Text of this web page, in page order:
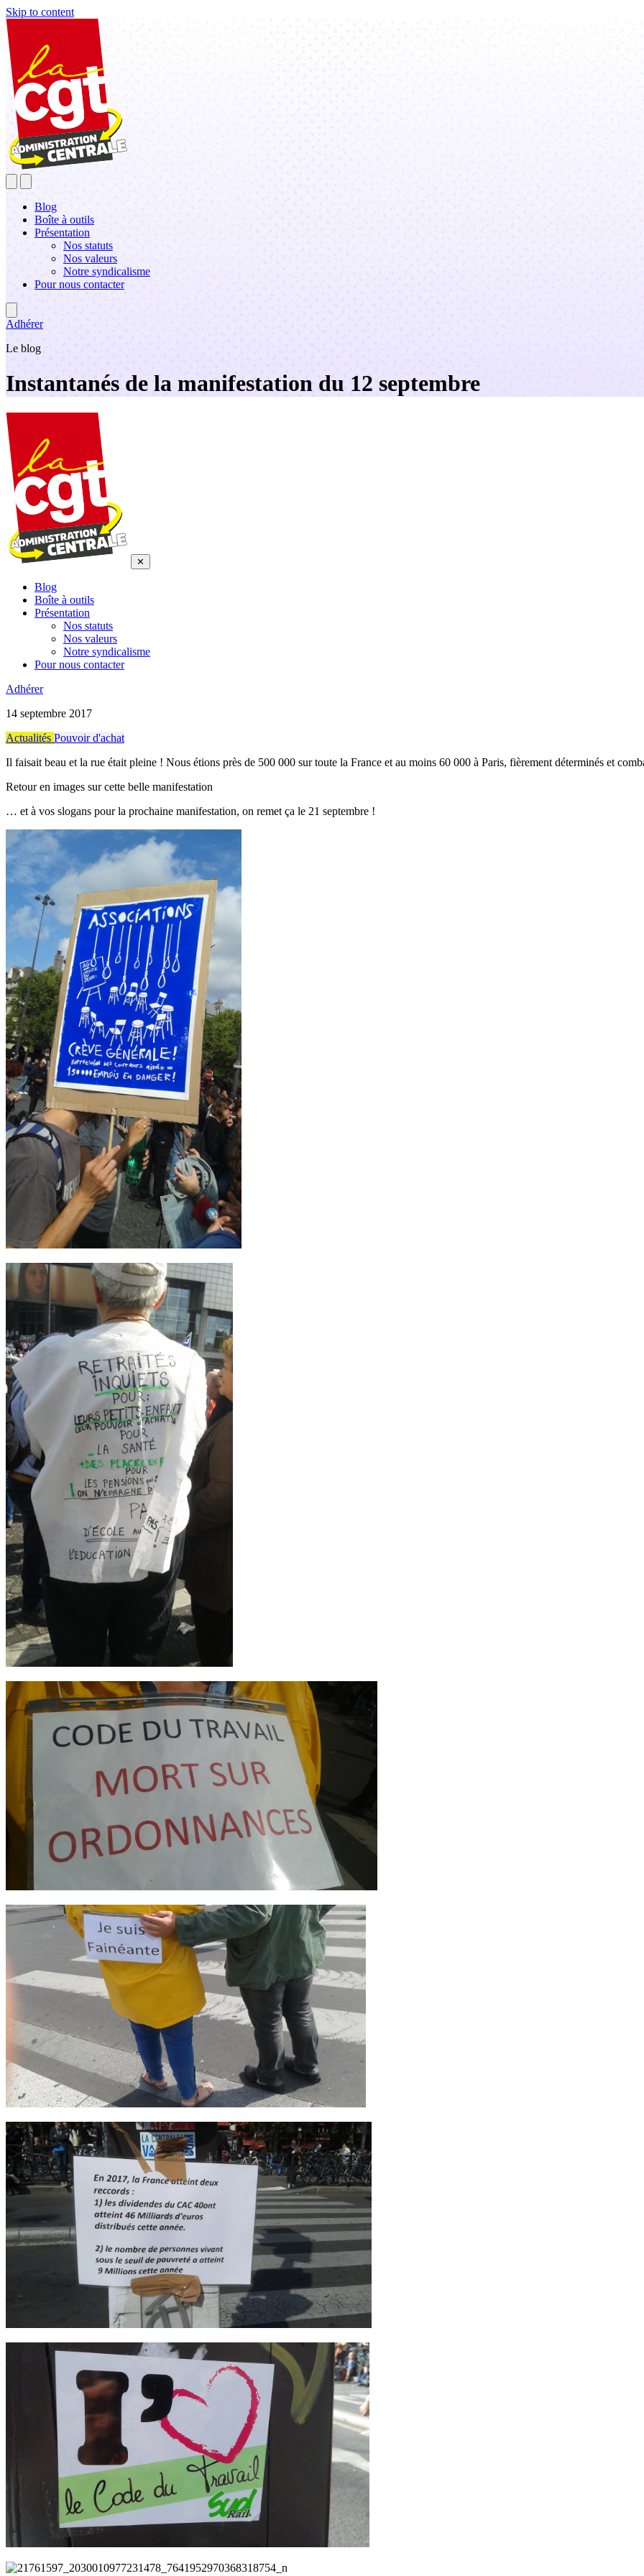
Skip to content
Blog
Boîte à outils
Présentation
Nos statuts
Nos valeurs
Notre syndicalisme
Pour nous contacter
Adhérer
Le blog
Instantanés de la manifestation du 12 septembre
✕
Blog
Boîte à outils
Présentation
Nos statuts
Nos valeurs
Notre syndicalisme
Pour nous contacter
Adhérer
14 septembre 2017
Actualités Pouvoir d'achat
Il faisait beau et la rue était pleine ! Nous étions près de 500 000 sur toute la France et au moins 60 000 à Paris, fièrement déterminés et
Retour en images sur cette belle manifestation
… et à vos slogans pour la prochaine manifestation, on remet ça le 21 septembre !